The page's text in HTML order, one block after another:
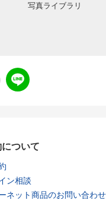
写真ライブラリ
について
ン相談
ネット商品のお問い合わせ